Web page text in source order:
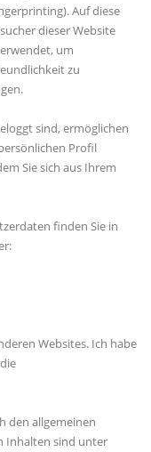
Auf diese
dieser Website
um
zu
sind, ermöglichen
Profil
Sie sich aus Ihrem
finden Sie in
Websites. Ich habe
den allgemeinen
Inhalten sind unter